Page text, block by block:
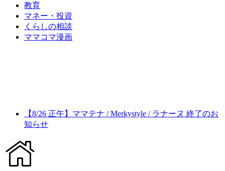
教育
マネー・投資
くらしの相談
ママコマ漫画
【8/26 正午】ママテナ / Merkystyle / ラナーヌ 終了のお
知らせ